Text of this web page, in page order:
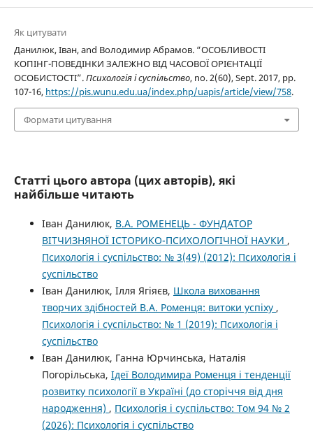
Як цитувати
Данилюк, Іван, and Володимир Абрамов. “ОСОБЛИВОСТІ
КОПІНГ-ПОВЕДІНКИ ЗАЛЕЖНО ВІД ЧАСОВОЇ ОРІЄНТАЦІЇ
ОСОБИСТОСТІ”.Психологія і суспільство, no. 2(60), Sept. 2017, pp.
107-16, https://pis.wunu.edu.ua/index.php/uapis/article/view/758.
Формати цитування
Статті цього автора (цих авторів), які
найбільше читають
Іван Данилюк, В.А. РОМЕНЕЦЬ - ФУНДАТОР
ВІТЧИЗНЯНОЇ ІСТОРИКО-ПСИХОЛОГІЧНОЇ НАУКИ ,
Психологія і суспільство: № 3(49) (2012): Психологія і
суспільство
Іван Данилюк, Ілля Ягіяєв, Школа виховання
творчих здібностей В.А. Роменця: витоки успіху ,
Психологія і суспільство: № 1 (2019): Психологія і
суспільство
Іван Данилюк, Ганна Юрчинська, Наталія
Погорільська, Ідеї Володимира Роменця і тенденції
розвитку психології в Україні (до сторіччя від дня
народження) , Психологія і суспільство: Том 94 № 2
(2026): Психологія і суспільство